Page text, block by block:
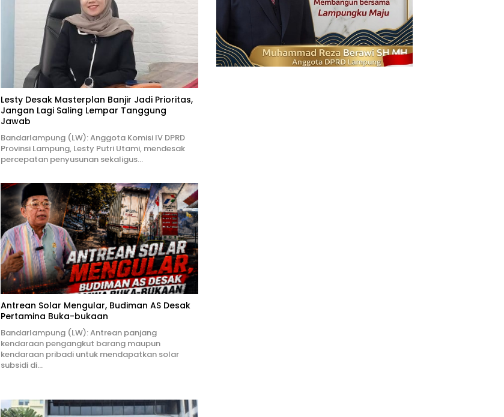
Lesty Desak Masterplan Banjir Jadi Prioritas,
Jangan Lagi Saling Lempar Tanggung
Jawab
Bandarlampung (LW): Anggota Komisi IV DPRD
Provinsi Lampung, Lesty Putri Utami, mendesak
percepatan penyusunan sekaligus…
Antrean Solar Mengular, Budiman AS Desak
Pertamina Buka-bukaan
Bandarlampung (LW): Antrean panjang
kendaraan pengangkut barang maupun
kendaraan pribadi untuk mendapatkan solar
subsidi di…